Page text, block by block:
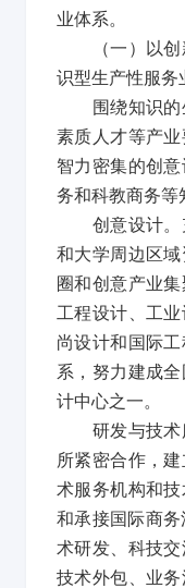
业体系。
（一）以创
识型生产性服务
围绕知识的
素质人才等产
智力密集的创
务和科教商务等
创意设计。
和大学周边区
圈和创意产业
工程设计、工
尚设计和国际
系，努力建成
计中心之一。
研发与技术
所紧密合作，
术服务机构和
和承接国际商务
术研发、科技
技术外包、业